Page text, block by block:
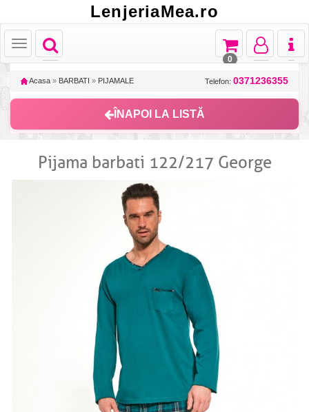
LenjeriaMea.ro
Toggle
navigation
Toggle
Toggle
navigation
Toggle
navigation
Toggle
navigation
0
Acasa » BARBATI » PIJAMALE Telefon: 0371236355
ÎNAPOI LA LISTĂ
Pijama barbati 122/217 George